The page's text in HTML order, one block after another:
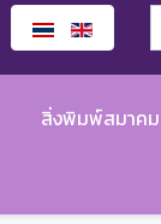
สิ่งพิมพ์สมาคม